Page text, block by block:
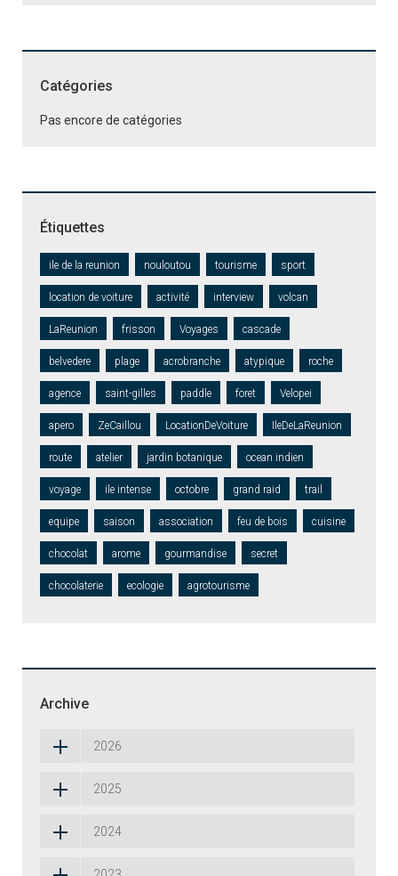
Catégories
Pas encore de catégories
Étiquettes
ile de la reunion nouloutou tourisme sport
location de voiture activité interview volcan
LaReunion frisson Voyages cascade
belvedere plage acrobranche atypique roche
agence saint-gilles paddle foret Velopei
apero ZeCaillou LocationDeVoiture IleDeLaReunion
route atelier jardin botanique ocean indien
voyage ile intense octobre grand raid trail
equipe saison association feu de bois cuisine
chocolat arome gourmandise secret
chocolaterie ecologie agrotourisme
Archive
2026
2025
2024